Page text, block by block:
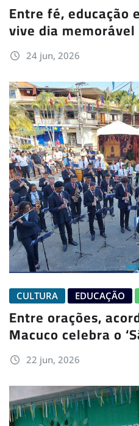
Entre fé, educação
vive dia memorável
24 jun, 2026
CULTURA EDUCAÇÃO
Entre orações,
Macuco celebra o
22 jun, 2026